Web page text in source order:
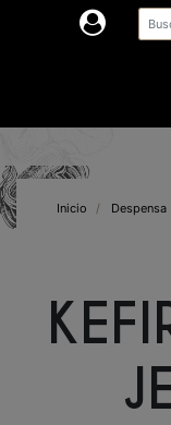
Inicio / Despensa